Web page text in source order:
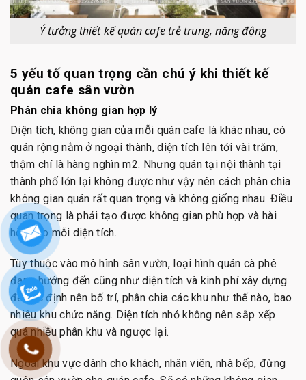
Ý tưởng thiết kế quán cafe trẻ trung, năng động
5 yếu tố quan trọng cần chú ý khi thiết kế
quán cafe sân vườn
Phân chia không gian hợp lý
Diện tích, không gian của mỗi quán cafe là khác nhau, có
quán rộng nằm ở ngoại thành, diện tích lên tới vài trăm,
thậm chí là hàng nghìn m2. Nhưng quán tại nội thành tại
thành phố lớn lại không được như vậy nên cách phân chia
không gian quán rất quan trọng và không giống nhau. Điều
quan trọng là phải tạo được không gian phù hợp và hài
hòa cho mỗi diện tích.
Tùy thuộc vào mô hình sân vườn, loại hình quán cà phê
đang hướng đến cũng như diện tích và kinh phí xây dựng
để xác định nên bố trí, phân chia các khu như thế nào, bao
nhiêu khu chức năng. Diện tích nhỏ không nên sắp xếp
quá nhiều phân khu và ngược lại.
Ngoài khu vực dành cho khách, nhân viên, nhà bếp, đừng